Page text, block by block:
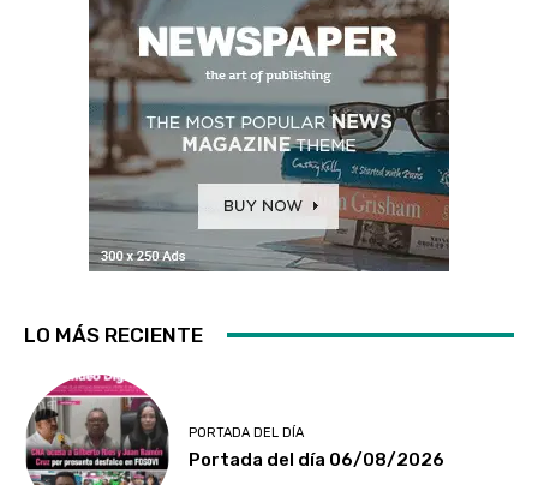
LO MÁS RECIENTE
PORTADA DEL DÍA
Portada del día 06/08/2026